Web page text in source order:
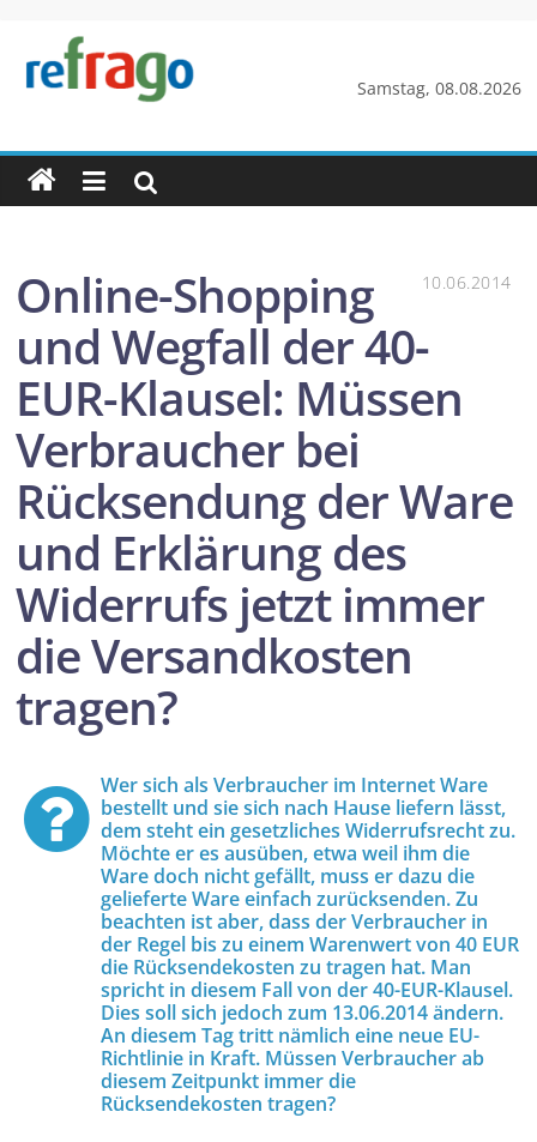
springen
Samstag, 08.08.2026
refrago
Rechtsfragen
online
verständlich
kostenlos
10.06.2014
Online-Shopping
und Wegfall der 40-
EUR-Klausel: Müssen
Verbraucher bei
Rücksendung der Ware
und Erklärung des
Widerrufs jetzt immer
die Versandkosten
tragen?
Wer sich als Verbraucher im Internet Ware
bestellt und sie sich nach Hause liefern lässt,
dem steht ein gesetzliches Widerrufsrecht zu.
Möchte er es ausüben, etwa weil ihm die
Ware doch nicht gefällt, muss er dazu die
gelieferte Ware einfach zurücksenden. Zu
beachten ist aber, dass der Verbraucher in
der Regel bis zu einem Warenwert von 40 EUR
die Rücksendekosten zu tragen hat. Man
spricht in diesem Fall von der 40-EUR-Klausel.
Dies soll sich jedoch zum 13.06.2014 ändern.
An diesem Tag tritt nämlich eine neue EU-
Richtlinie in Kraft. Müssen Verbraucher ab
diesem Zeitpunkt immer die
Rücksendekosten tragen?